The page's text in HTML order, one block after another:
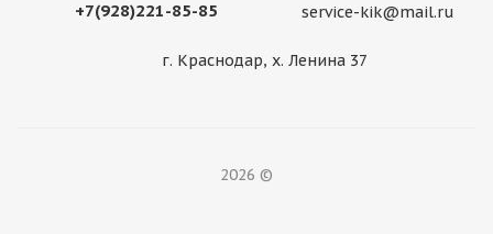
+7(928)221-85-85 service-kik@mail.ru
г. Краснодар, х. Ленина 37
2026 ©